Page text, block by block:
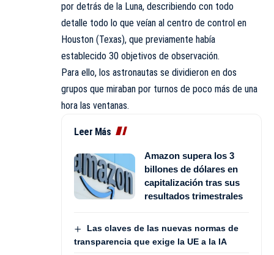
por detrás de la Luna, describiendo con todo
detalle todo lo que veían al centro de control en
Houston (Texas), que previamente había
establecido 30 objetivos de observación.
Para ello, los astronautas se dividieron en dos
grupos que miraban por turnos de poco más de una
hora las ventanas.
Leer Más
Amazon supera los 3
billones de dólares en
capitalización tras sus
resultados trimestrales
Las claves de las nuevas normas de
transparencia que exige la UE a la IA